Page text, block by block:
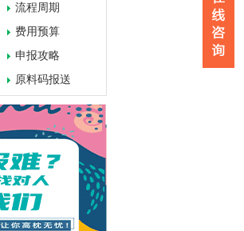
流程周期
费用预算
申报攻略
原料码报送